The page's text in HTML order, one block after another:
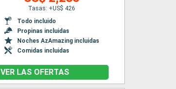
Tasas: +US$ 426
Todo incluido
Propinas incluidas
Noches AzAmazing incluidas
Comidas incluidas
VER LAS OFERTAS